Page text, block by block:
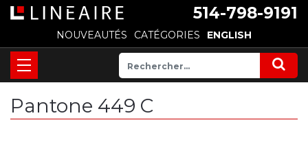
514-798-9191
NOUVEAUTÉS CATÉGORIES ENGLISH
Pantone 449 C